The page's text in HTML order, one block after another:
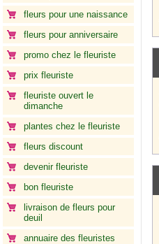
fleurs pour une naissance
fleurs pour anniversaire
promo chez le fleuriste
prix fleuriste
fleuriste ouvert le
dimanche
plantes chez le fleuriste
fleurs discount
devenir fleuriste
bon fleuriste
livraison de fleurs pour
deuil
annuaire des fleuristes